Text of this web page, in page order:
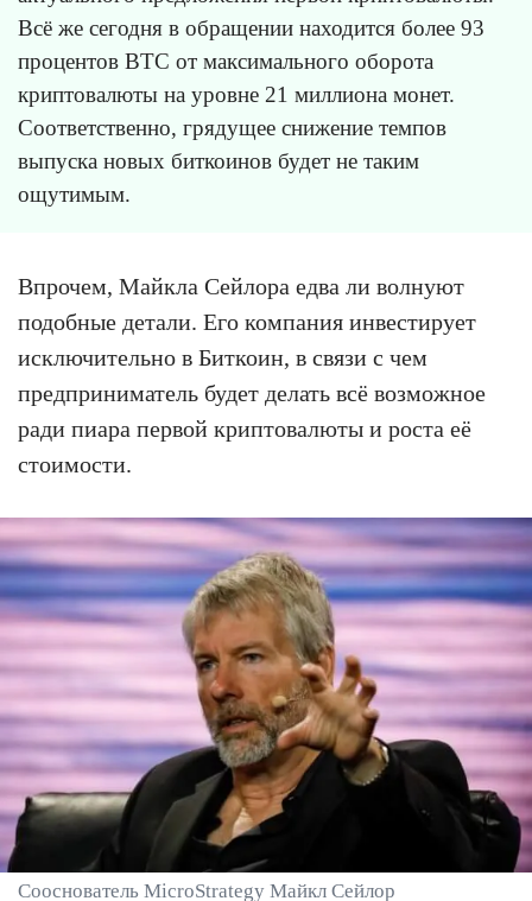
Всё же сегодня в обращении находится более 93
процентов BTC от максимального оборота
криптовалюты на уровне 21 миллиона монет.
Соответственно, грядущее снижение темпов
выпуска новых биткоинов будет не таким
ощутимым.
Впрочем, Майкла Сейлора едва ли волнуют
подобные детали. Его компания инвестирует
исключительно в Биткоин, в связи с чем
предприниматель будет делать всё возможное
ради пиара первой криптовалюты и роста её
стоимости.
Сооснователь MicroStrategy Майкл Сейлор